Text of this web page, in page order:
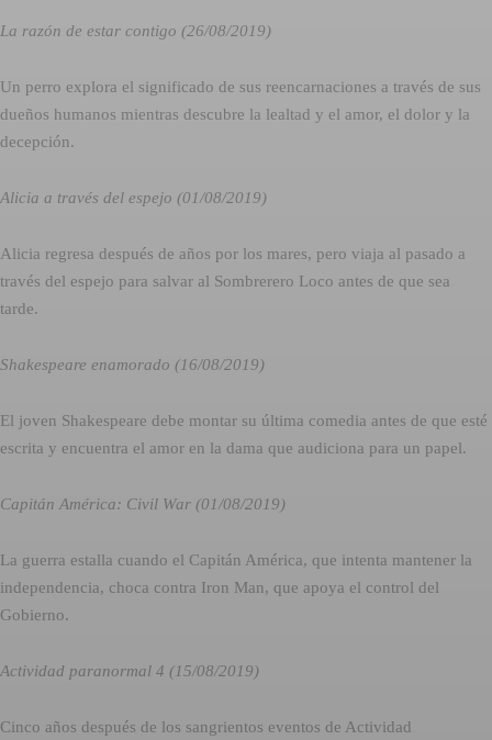
La razón de estar contigo (26/08/2019)
Un perro explora el significado de sus reencarnaciones a través de sus
dueños humanos mientras descubre la lealtad y el amor, el dolor y la
decepción.
Alicia a través del espejo (01/08/2019)
Alicia regresa después de años por los mares, pero viaja al pasado a
través del espejo para salvar al Sombrerero Loco antes de que sea
tarde.
Shakespeare enamorado (16/08/2019)
El joven Shakespeare debe montar su última comedia antes de que esté
escrita y encuentra el amor en la dama que audiciona para un papel.
Capitán América: Civil War (01/08/2019)
La guerra estalla cuando el Capitán América, que intenta mantener la
independencia, choca contra Iron Man, que apoya el control del
Gobierno.
Actividad paranormal 4 (15/08/2019)
Cinco años después de los sangrientos eventos de Actividad